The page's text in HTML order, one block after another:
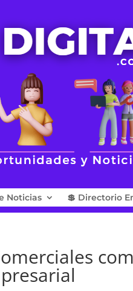
Noticias 💲 Directorio